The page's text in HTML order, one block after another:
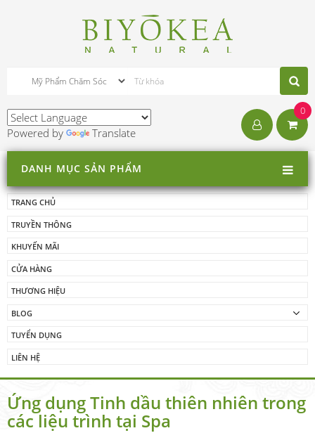
Powered by Translate
0
DANH MỤC SẢN PHẨM
TRANG CHỦ
TRUYỀN THÔNG
KHUYẾN MÃI
CỬA HÀNG
THƯƠNG HIỆU
BLOG
TUYỂN DỤNG
LIÊN HỆ
Ứng dụng Tinh dầu thiên nhiên trong
các liệu trình tại Spa